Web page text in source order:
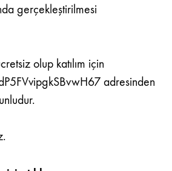
gerçekleştirilmesi
olup katılım için
adresinden